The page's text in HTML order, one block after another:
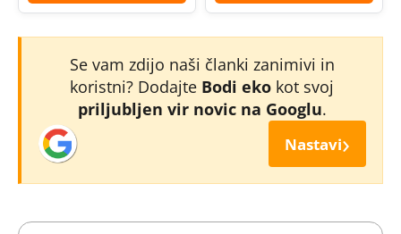
Se vam zdijo naši članki zanimivi in
koristni? Dodajte Bodi eko kot svoj
priljubljen vir novic na Googlu.
Nastavi›